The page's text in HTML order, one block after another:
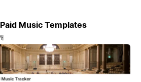
Music Templates